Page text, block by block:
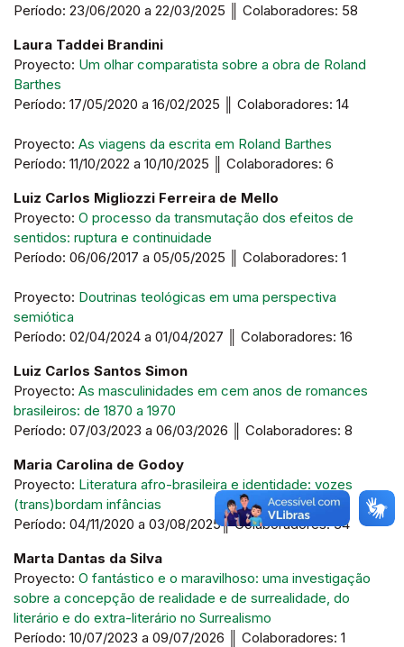
Período: 23/06/2020 a 22/03/2025 ║ Colaboradores: 58
Laura Taddei Brandini
Proyecto: Um olhar comparatista sobre a obra de Roland
Barthes
Período: 17/05/2020 a 16/02/2025 ║ Colaboradores: 14
Proyecto: As viagens da escrita em Roland Barthes
Período: 11/10/2022 a 10/10/2025 ║ Colaboradores: 6
Luiz Carlos Migliozzi Ferreira de Mello
Proyecto: O processo da transmutação dos efeitos de
sentidos: ruptura e continuidade
Período: 06/06/2017 a 05/05/2025 ║ Colaboradores: 1
Proyecto: Doutrinas teológicas em uma perspectiva
semiótica
Período: 02/04/2024 a 01/04/2027 ║ Colaboradores: 16
Luiz Carlos Santos Simon
Proyecto: As masculinidades em cem anos de romances
brasileiros: de 1870 a 1970
Período: 07/03/2023 a 06/03/2026 ║ Colaboradores: 8
Maria Carolina de Godoy
Proyecto: Literatura afro-brasileira e identidade: vozes
(trans)bordam infâncias
Período: 04/11/2020 a 03/08/2025║ Colaboradores: 34
Marta Dantas da Silva
Proyecto: O fantástico e o maravilhoso: uma investigação
sobre a concepção de realidade e de surrealidade, do
literário e do extra-literário no Surrealismo
Período: 10/07/2023 a 09/07/2026 ║ Colaboradores: 1